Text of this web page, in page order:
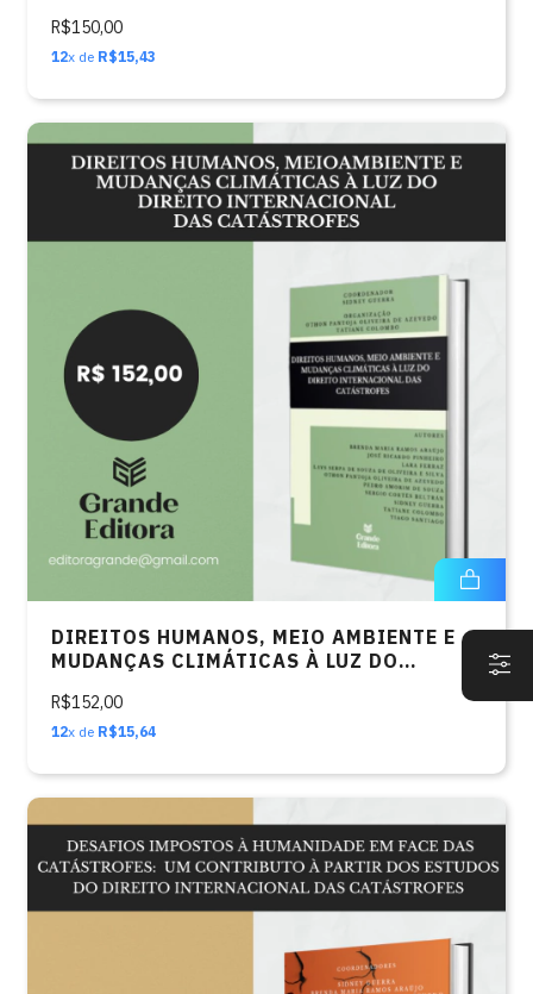
PARADIGMÁTICO DE BRUMADINHO
R$150,00
12x de R$15,43
DIREITOS HUMANOS, MEIO AMBIENTE E
MUDANÇAS CLIMÁTICAS À LUZ DO
CATÁSTROFES
R$152,00
12x de R$15,64